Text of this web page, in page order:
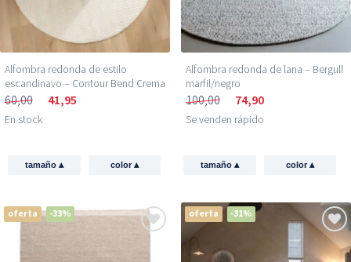
Alfombra redonda de estilo
escandinavo – Contour Bend Crema
60,00 41,95
En stock
tamaño ▴ color▴
Alfombra redonda de lana – Bergull
marfil/negro
100,00 74,90
Se venden rápido
tamaño ▴ color▴
oferta -33% oferta -31%